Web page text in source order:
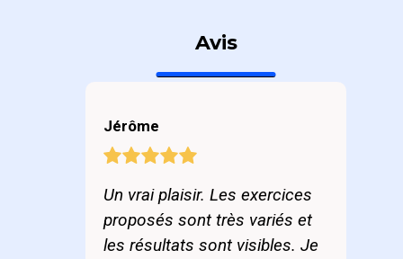
Avis
Jérôme
Un vrai plaisir. Les exercices
proposés sont très variés et
les résultats sont visibles. Je